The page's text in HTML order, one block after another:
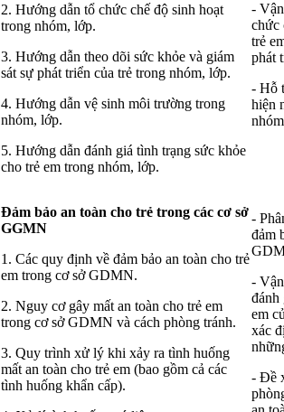
2. Hướng dẫn tổ chức chế độ sinh hoạt
trong nhóm, lớp.
3. Hướng dẫn theo dõi sức khỏe và giám
sát sự phát triển của trẻ trong nhóm, lớp.
4. Hướng dẫn vệ sinh môi trường trong
nhóm, lớp.
5. Hướng dẫn đánh giá tình trạng sức khỏe
cho trẻ em trong nhóm, lớp.
-
chức
trẻ
phát
- Hỗ
hiện
Đảm bảo an toàn cho trẻ trong các cơ sở
GGMN
1. Các quy định về đảm bảo an toàn cho trẻ
em trong cơ sở GDMN.
2. Nguy cơ gây mất an toàn cho trẻ em
trong cơ sở GDMN và cách phòng tránh.
3. Quy trình xử lý khi xảy ra tình huống
mất an toàn cho trẻ em (bao gồm cả các
tình huống khẩn cấp).
-
đảm
-
đánh
em
xác
- Đề